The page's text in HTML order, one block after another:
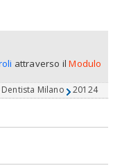
attraverso ilModulo
Milano 20124